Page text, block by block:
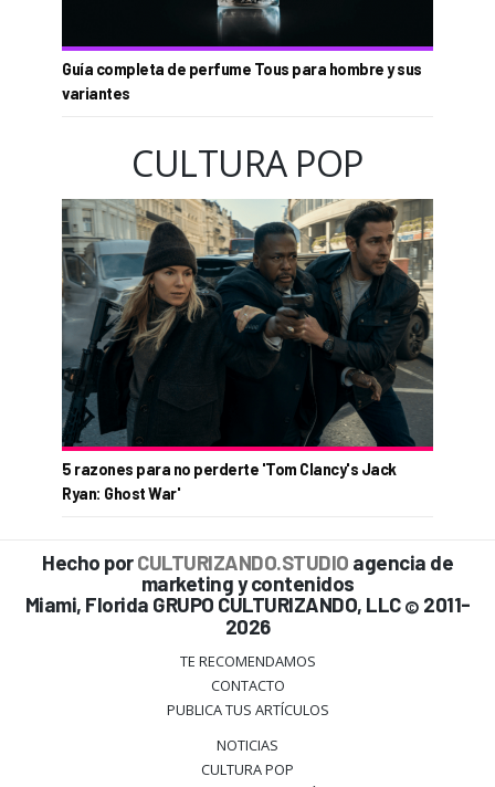
Guía completa de perfume Tous para hombre y sus
variantes
CULTURA POP
5 razones para no perderte 'Tom Clancy's Jack
Ryan: Ghost War'
Hecho porCULTURIZANDO.STUDIO agencia de
marketing y contenidos
Miami, Florida GRUPO CULTURIZANDO, LLC © 2011-
2026
TE RECOMENDAMOS
CONTACTO
PUBLICA TUS ARTÍCULOS
NOTICIAS
CULTURA POP